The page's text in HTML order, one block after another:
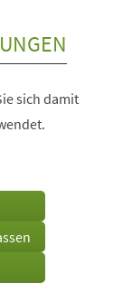
sich damit